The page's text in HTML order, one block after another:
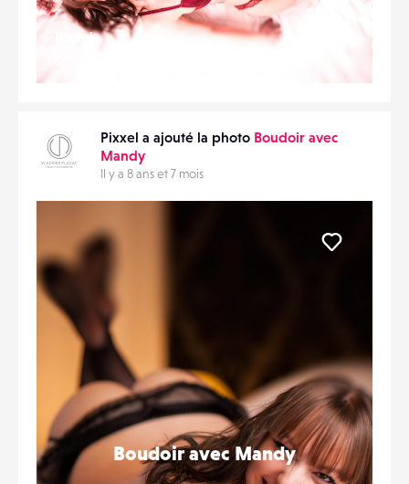
Pixxel
Pixxel a ajouté la photo Boudoir avec
Mandy
Il y a 8 ans et 7 mois
Boudoir avec Mandy